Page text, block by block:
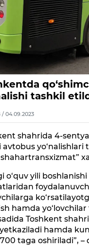
tashkil
/ 04.09.2023
shahrida 4-
avtobus yo‘nalishlari
o‘quv yili
hamda
Toshkent
hamda
taga oshiriladi”,